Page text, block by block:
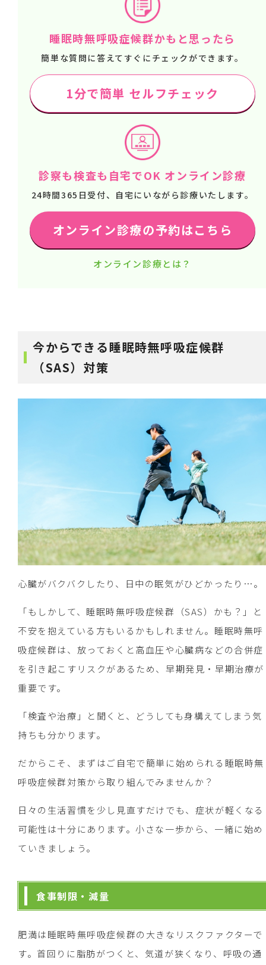
睡眠時無呼吸症候群かもと思ったら
簡単な質問に答えてすぐにチェックができます。
1分で簡単 セルフチェック
診察も検査も自宅でOK オンライン診療
24時間365日受付、自宅にいながら診療いたします。
オンライン診療の予約はこちら
オンライン診療とは？
今からできる睡眠時無呼吸症候群
（SAS）対策
心臓がバクバクしたり、日中の眠気がひどかったり…。
「もしかして、睡眠時無呼吸症候群（SAS）かも？」と
不安を抱えている方もいるかもしれません。睡眠時無呼
吸症候群は、放っておくと高血圧や心臓病などの合併症
を引き起こすリスクがあるため、早期発見・早期治療が
重要です。
「検査や治療」と聞くと、どうしても身構えてしまう気
持ちも分かります。
だからこそ、まずはご自宅で簡単に始められる睡眠時無
呼吸症候群対策から取り組んでみませんか？
日々の生活習慣を少し見直すだけでも、症状が軽くなる
可能性は十分にあります。小さな一歩から、一緒に始め
ていきましょう。
食事制限・減量
肥満は睡眠時無呼吸症候群の大きなリスクファクターで
す。首回りに脂肪がつくと、気道が狭くなり、呼吸の通